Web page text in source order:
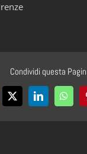
Condividi questa
X LinkedIn